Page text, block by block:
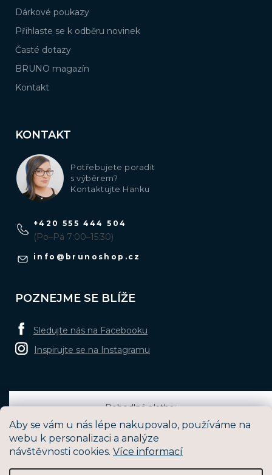
Aby se vám u nás lépe nakupovalo, používáme na
webu k personalizaci a analýze
návštěvnosti cookies. Více informací
Dárkové poukazy
Přihlaste se k odběru novinek
Časté dotazy
BRUNO magazín
Kontakt
KONTAKT
Potřebujete poradit
s výběrem?
Kontaktujte Hanku
info @ brunoshop.cz
+420 555 444 504
(Po–Pá 7:00–15:30)
POZNEJME SE BLÍŽE
Sledujte nás na Facebooku
Inspirujte se na Instagramu
Pohodlná platba: